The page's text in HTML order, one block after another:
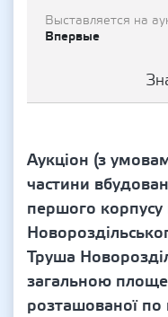
Выставляется на
Впервые
Аукціон (з
частини
першого
Труша
загальною
розташованої по